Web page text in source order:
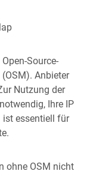
Source-
Anbieter
Nutzung der
Ihre IP
ist essentiell für
ohne OSM nicht